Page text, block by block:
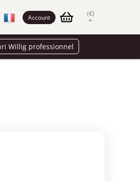
Account (€)
Willig professionnel